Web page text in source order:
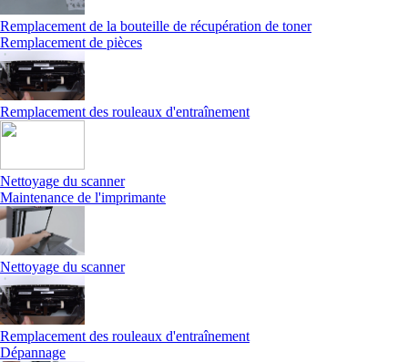
Remplacement de la bouteille de récupération de toner
Remplacement de pièces
Remplacement des rouleaux d'entraînement
Nettoyage du scanner
Maintenance de l'imprimante
Nettoyage du scanner
Remplacement des rouleaux d'entraînement
Dépannage